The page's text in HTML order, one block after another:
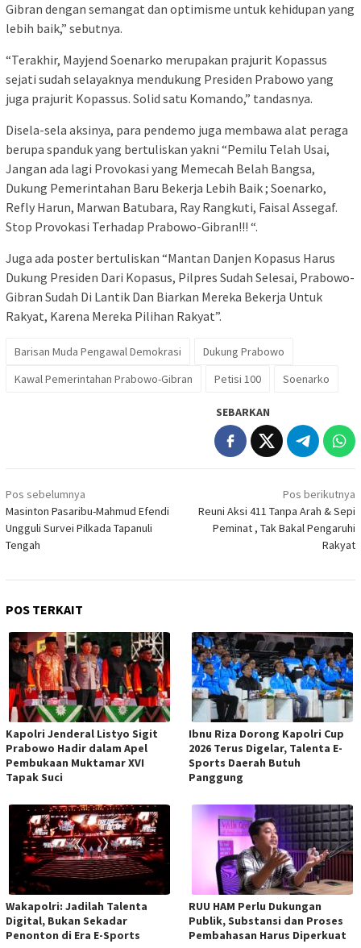
Gibran dengan semangat dan optimisme untuk kehidupan yang
lebih baik,” sebutnya.
“Terakhir, Mayjend Soenarko merupakan prajurit Kopassus
sejati sudah selayaknya mendukung Presiden Prabowo yang
juga prajurit Kopassus. Solid satu Komando,” tandasnya.
Disela-sela aksinya, para pendemo juga membawa alat peraga
berupa spanduk yang bertuliskan yakni “Pemilu Telah Usai,
Jangan ada lagi Provokasi yang Memecah Belah Bangsa,
Dukung Pemerintahan Baru Bekerja Lebih Baik ; Soenarko,
Refly Harun, Marwan Batubara, Ray Rangkuti, Faisal Assegaf.
Stop Provokasi Terhadap Prabowo-Gibran!!! “.
Juga ada poster bertuliskan “Mantan Danjen Kopasus Harus
Dukung Presiden Dari Kopasus, Pilpres Sudah Selesai, Prabowo-
Gibran Sudah Di Lantik Dan Biarkan Mereka Bekerja Untuk
Rakyat, Karena Mereka Pilihan Rakyat”.
Barisan Muda Pengawal Demokrasi
Dukung Prabowo
Kawal Pemerintahan Prabowo-Gibran
Petisi 100 Soenarko
SEBARKAN
Navigasi
pos
Pos sebelumnya
Masinton Pasaribu-Mahmud Efendi
Ungguli Survei Pilkada Tapanuli
Tengah
Pos berikutnya
Reuni Aksi 411 Tanpa Arah & Sepi
Peminat , Tak Bakal Pengaruhi
Rakyat
POS TERKAIT
Kapolri Jenderal Listyo Sigit
Prabowo Hadir dalam Apel
Pembukaan Muktamar XVI
Tapak Suci
Ibnu Riza Dorong Kapolri Cup
2026 Terus Digelar, Talenta E-
Sports Daerah Butuh
Panggung
Wakapolri: Jadilah Talenta
Digital, Bukan Sekadar
Penonton di Era E-Sports
RUU HAM Perlu Dukungan
Publik, Substansi dan Proses
Pembahasan Harus Diperkuat